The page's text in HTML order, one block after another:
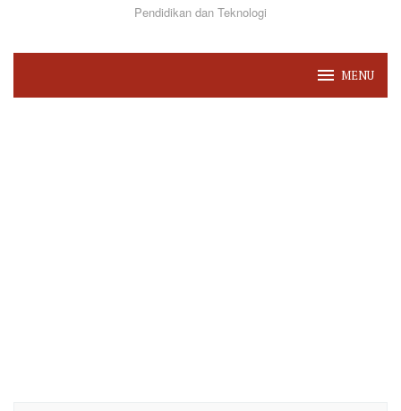
Pendidikan dan Teknologi
MENU